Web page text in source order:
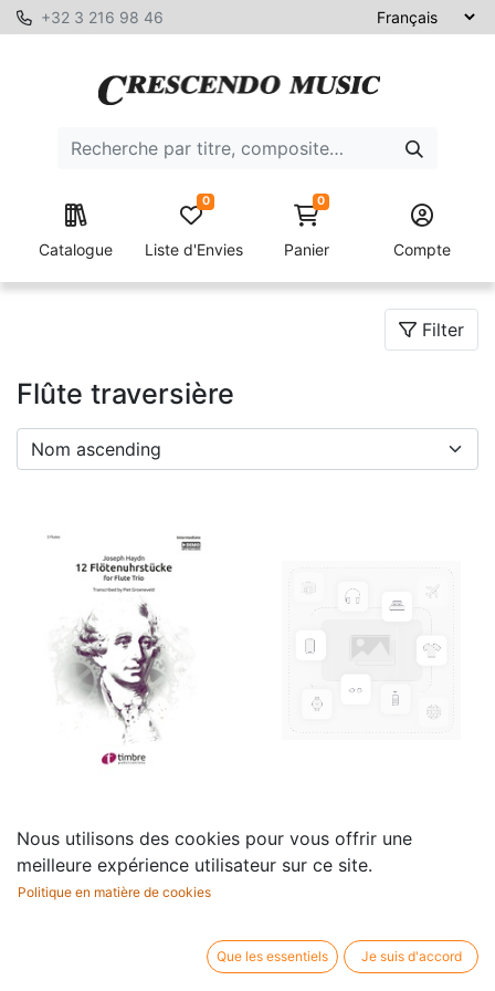
+32 3 216 98 46
Catalogue Liste d'Envies
0 0
Panier Compte
Filter
Flûte traversière
12 Flötenuhrstücke
18,00
12 Grands classiques
Nous utilisons des cookies pour vous offrir une
meilleure expérience utilisateur sur ce site.
Politique en matière de cookies
Que les essentiels Je suis d'accord